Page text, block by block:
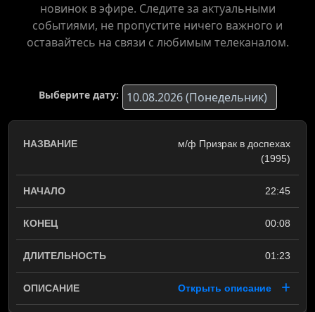
новинок в эфире. Следите за актуальными
событиями, не пропустите ничего важного и
оставайтесь на связи с любимым телеканалом.
Выберите дату:
м/ф Призрак в доспехах
(1995)
22:45
00:08
01:23
Открыть описание